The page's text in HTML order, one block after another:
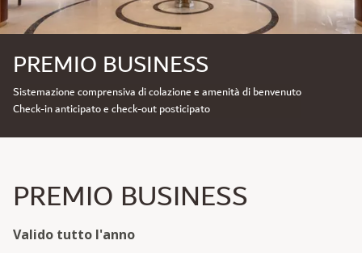
PREMIO BUSINESS
Sistemazione comprensiva di colazione e amenità di benvenuto
Check-in anticipato e check-out posticipato
PREMIO BUSINESS
Valido tutto l'anno